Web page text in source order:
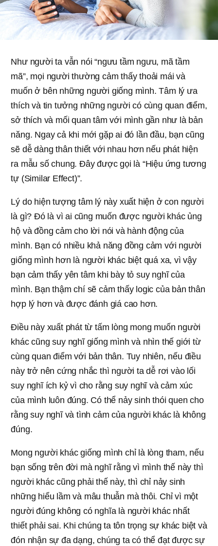
Như người ta vẫn nói “ngưu tầm ngưu, mã tầm
mã”, mọi người thường cảm thấy thoải mái và
muốn ở bên những người giống mình. Tâm lý ưa
thích và tin tưởng những người có cùng quan điểm,
sở thích và mối quan tâm với mình gần như là bản
năng. Ngay cả khi mới gặp ai đó lần đầu, bạn cũng
sẽ dễ dàng thân thiết với nhau hơn nếu phát hiện
ra mẫu số chung. Đây được gọi là “Hiệu ứng tương
tự (Similar Effect)”.
Lý do hiện tượng tâm lý này xuất hiện ở con người
là gì? Đó là vì ai cũng muốn được người khác ủng
hộ và đồng cảm cho lời nói và hành động của
mình. Bạn có nhiều khả năng đồng cảm với người
giống mình hơn là người khác biệt quá xa, vì vậy
bạn cảm thấy yên tâm khi bày tỏ suy nghĩ của
mình. Bạn thậm chí sẽ cảm thấy logic của bản thân
hợp lý hơn và được đánh giá cao hơn.
Điều này xuất phát từ tấm lòng mong muốn người
khác cũng suy nghĩ giống mình và nhìn thế giới từ
cùng quan điểm với bản thân. Tuy nhiên, nếu điều
này trở nên cứng nhắc thì người ta dễ rơi vào lối
suy nghĩ ích kỷ vì cho rằng suy nghĩ và cảm xúc
của mình luôn đúng. Có thể nảy sinh thói quen cho
rằng suy nghĩ và tình cảm của người khác là không
đúng.
Mong người khác giống mình chỉ là lòng tham, nếu
bạn sống trên đời mà nghĩ rằng vì mình thế này thì
người khác cũng phải thế này, thì chỉ nảy sinh
những hiểu lầm và mâu thuẫn mà thôi. Chỉ vì một
người đúng không có nghĩa là người khác nhất
thiết phải sai. Khi chúng ta tôn trọng sự khác biệt và
đón nhận sự đa dạng, chúng ta có thể đạt được sự